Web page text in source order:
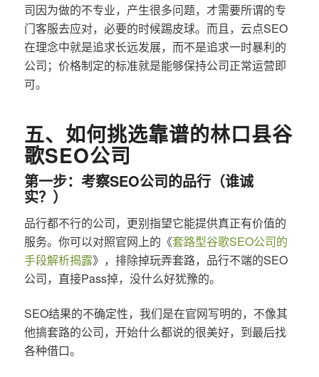
司因为做的不专业，产生很多问题，才需要所谓的专
门客服去应对，必要的时候踢皮球。而且，云点SEO
在理念中就是追求长远发展，而不是追求一时暴利的
公司；价格制定的标准就是能够保持公司正常运营即
可。
五、如何挑选靠谱的林口县谷
歌SEO公司
第一步：考察SEO公司的品行（谁诚
实？）
品行都不行的公司，更别指望它能提供真正有价值的
服务。你可以对照官网上的《套路型谷歌SEO公司的
手段解析揭露》，排除掉玩弄套路，品行不端的SEO
公司，直接Pass掉，没什么好犹豫的。
SEO结果的不确定性，我们是在官网写明的，不像其
他搞套路的公司，开始什么都说的很美好，到最后找
各种借口。